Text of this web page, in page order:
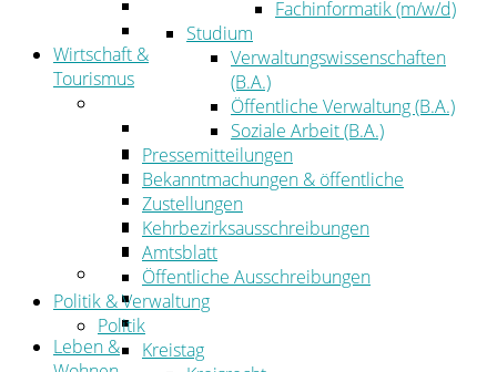
Kommunalaufsicht
Zahlen, Daten, Fakten
Wirtschaft &
Tourismus
Wirtschaftsförderung
Gewerbeflächen und Unternehmen
Arbeitgeberservice
Mobilfunk & Breitband
Straßen- und Radwegebau
Landwirtschaft
Tourismus
Freizeit und Urlaub im Landkreis
Veranstaltungen
Leben &
Fachinformatik (m/w/d)
Studium
Verwaltungswissenschaften
(B.A.)
Öffentliche Verwaltung (B.A.)
Soziale Arbeit (B.A.)
Pressemitteilungen
Bekanntmachungen & öffentliche
Zustellungen
Kehrbezirksausschreibungen
Amtsblatt
Öffentliche Ausschreibungen
Politik & Verwaltung
Politik
Kreistag